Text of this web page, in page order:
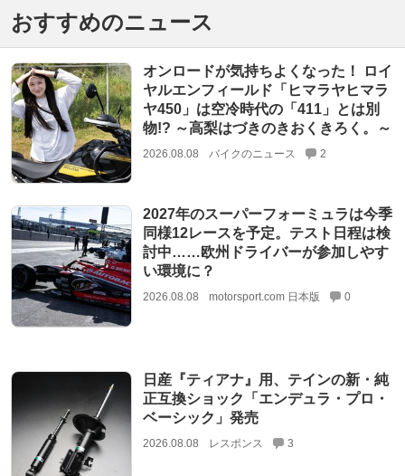
おすすめのニュース
オンロードが気持ちよくなった！ ロイ
ヤルエンフィールド「ヒマラヤヒマラ
ヤ450」は空冷時代の「411」とは別
物!? ～高梨はづきのきおくきろく。～
2026.08.08 バイクのニュース 2
2027年のスーパーフォーミュラは今季
同様12レースを予定。テスト日程は検
討中……欧州ドライバーが参加しやす
い環境に？
2026.08.08 motorsport.com 日本版 0
日産『ティアナ』用、テインの新・純
正互換ショック「エンデュラ・プロ・
ベーシック」発売
2026.08.08 レスポンス 3